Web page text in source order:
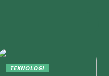
TEKNOLOGI